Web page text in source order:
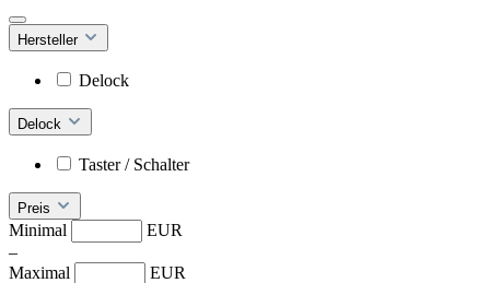
Hersteller
Delock
Delock
Taster / Schalter
Preis
Minimal
EUR
–
Maximal
EUR